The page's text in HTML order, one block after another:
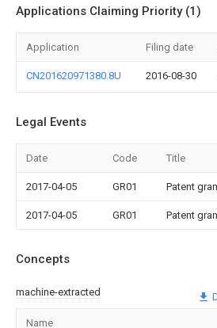
Applications Claiming Priority (1)
Application Filing date
CN201620971380.8U 2016-08-30
Legal Events
Date Code Title
2017-04-05 GR01 Patent
2017-04-05 GR01 Patent
Concepts
machine-extracted
Name